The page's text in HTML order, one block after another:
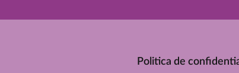
Politica de